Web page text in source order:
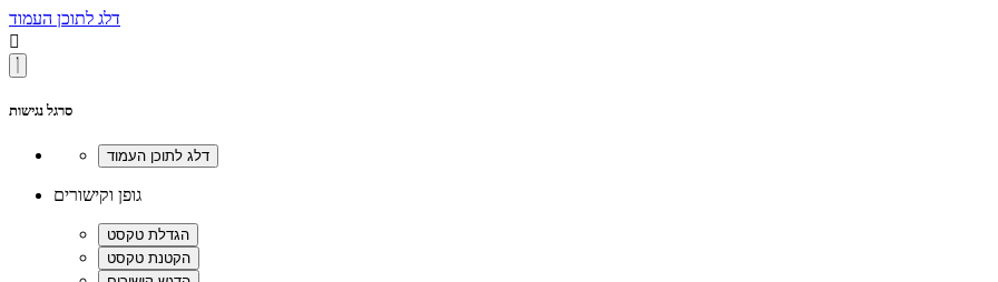
דלג לתוכן העמוד

סרגל נגישות
גופן וקישורים